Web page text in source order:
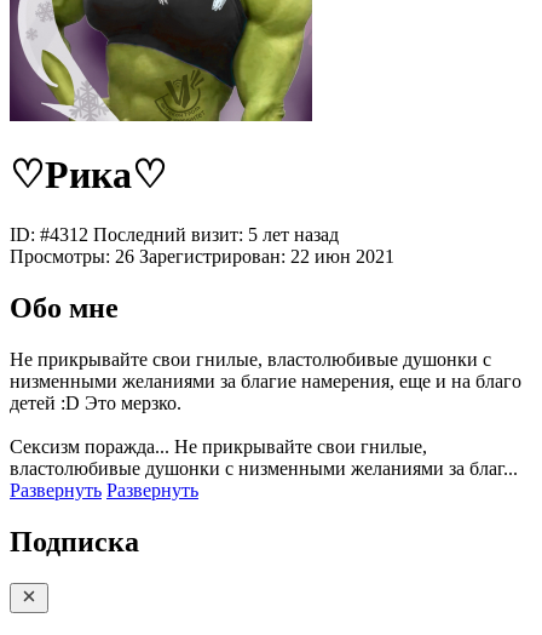
♡Рика♡
ID: #4312 Последний визит: 5 лет назад
Просмотры: 26 Зарегистрирован: 22 июн 2021
Обо мне
Не прикрывайте свои гнилые, властолюбивые душонки с
низменными желаниями за благие намерения, еще и на благо
детей :D Это мерзко.
Сексизм поражда... Не прикрывайте свои гнилые,
властолюбивые душонки с низменными желаниями за благ...
Развернуть Развернуть
Подписка